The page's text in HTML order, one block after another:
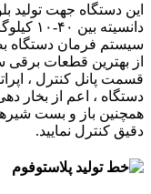
این دستگاه جهت تولید
سیستم فرمان دستگاه
از بهترین قطعات برقی
قسمت پانل کنترل ،
دستگاه ، اعم از بخار
همچنین باز و بست
دقیق کنترل نمایید.